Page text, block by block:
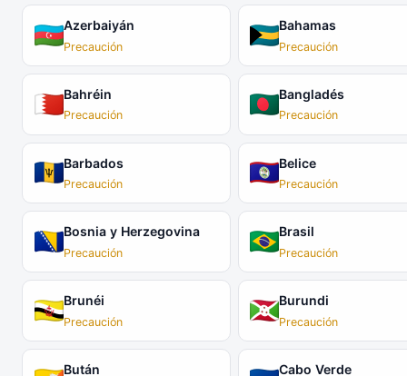
Azerbaiyán
Precaución
Bahamas
Precaución
Bahréin
Precaución
Bangladés
Precaución
Barbados
Precaución
Belice
Precaución
Bosnia y Herzegovina
Precaución
Brasil
Precaución
Brunéi
Precaución
Burundi
Precaución
Bután Cabo Verde